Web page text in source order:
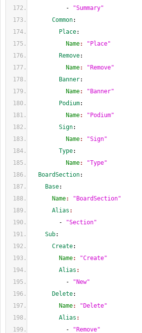
-
"Summary"
Common:
Place:
Name:
"Place"
Remove:
Name:
"Remove"
Banner:
Name:
"Banner"
Podium:
Name:
"Podium"
Sign:
Name:
"Sign"
Type:
Name:
"Type"
BoardSection:
Base:
Name:
"BoardSection"
Alias :
-
"Section"
Sub:
Create:
Name:
"Create"
Alias :
-
"New"
Delete:
Name:
"Delete"
Alias :
-
"Remove"